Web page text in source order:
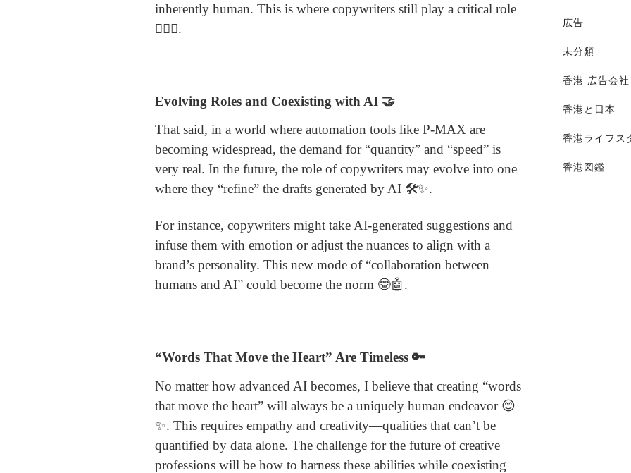
inherently human. This is where copywriters still play a critical role
🙋‍♀️✨.
Evolving Roles and Coexisting with AI 🤝
That said, in a world where automation tools like P-MAX are
becoming widespread, the demand for “quantity” and “speed” is
very real. In the future, the role of copywriters may evolve into one
where they “refine” the drafts generated by AI 🛠️✨.
For instance, copywriters might take AI-generated suggestions and
infuse them with emotion or adjust the nuances to align with a
brand’s personality. This new mode of “collaboration between
humans and AI” could become the norm 🤓🤖.
“Words That Move the Heart” Are Timeless 🔑
No matter how advanced AI becomes, I believe that creating “words
that move the heart” will always be a uniquely human endeavor 😊
✨. This requires empathy and creativity—qualities that can’t be
quantified by data alone. The challenge for the future of creative
professions will be how to harness these abilities while coexisting
広告
未分類
香港 広告会社
香港と日本
香港ライフス
香港図鑑